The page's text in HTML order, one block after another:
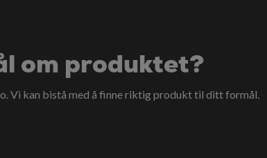
om produktet?
. Vi kan bistå med å finne riktig produkt til ditt formål.